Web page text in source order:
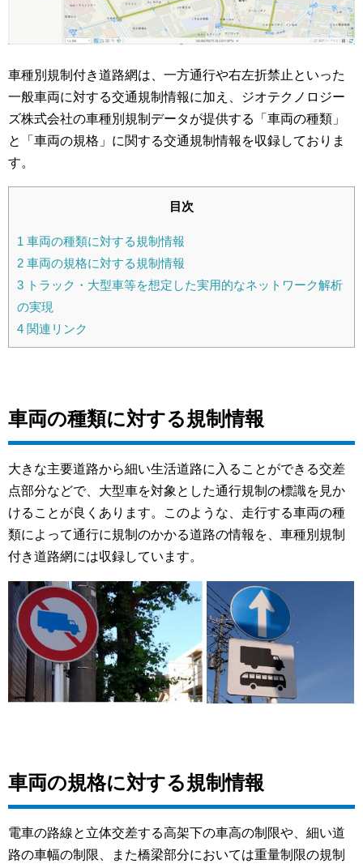
車種別規制付き道路網は、一方通行や右左折禁止といった
一般車両に対する交通規制情報に加え、ジオテクノロジー
ズ株式会社の車種別規制データが提供する「車両の種類」
と「車両の規格」に関する交通規制情報を収録しておりま
す。
目次
1 車両の種類に対する規制情報
2 車両の規格に対する規制情報
3 トラック・大型車等を想定した実用的なネットワーク解析
の実現
4 関連リンク
車両の種類に対する規制情報
大きな主要道路から細い生活道路に入ることができる交差
点部分などで、大型車を対象とした通行規制の標識を見か
けることが良くあります。このような、走行する車両の種
類によって通行に規制のかかる道路の情報を、車種別規制
付き道路網には収録しています。
車両の規格に対する規制情報
電車の路線と立体交差する高架下の車高の制限や、細い道
路の車幅の制限、また橋梁部分においては重量制限の規制